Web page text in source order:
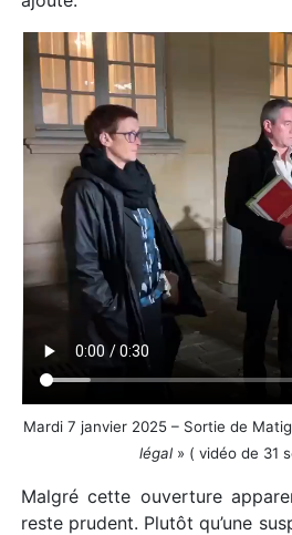
Mardi 7 janvier 2025 – Sortie de
légal » ( vidéo de 31
Malgré cette ouverture
reste prudent. Plutôt qu’une